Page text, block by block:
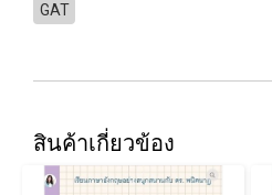
GAT
สินค้าเกี่ยวข้อง